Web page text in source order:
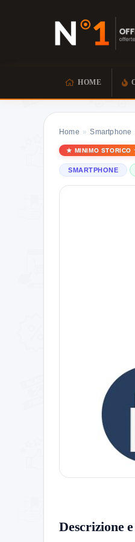
HOME
Home » Smartphone
MINIMO STORICO
SMARTPHONE
Descrizione